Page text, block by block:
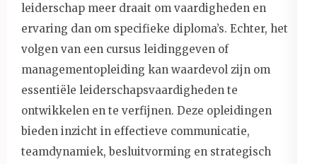
leiderschap meer draait om vaardigheden en
ervaring dan om specifieke diploma’s. Echter, het
volgen van een cursus leidinggeven of
managementopleiding kan waardevol zijn om
essentiële leiderschapsvaardigheden te
ontwikkelen en te verfijnen. Deze opleidingen
bieden inzicht in effectieve communicatie,
teamdynamiek, besluitvorming en strategisch